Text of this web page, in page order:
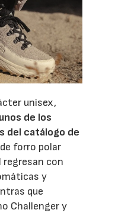
unisex,
de los
del catálogo de
forro polar
con
y
que
Challenger y